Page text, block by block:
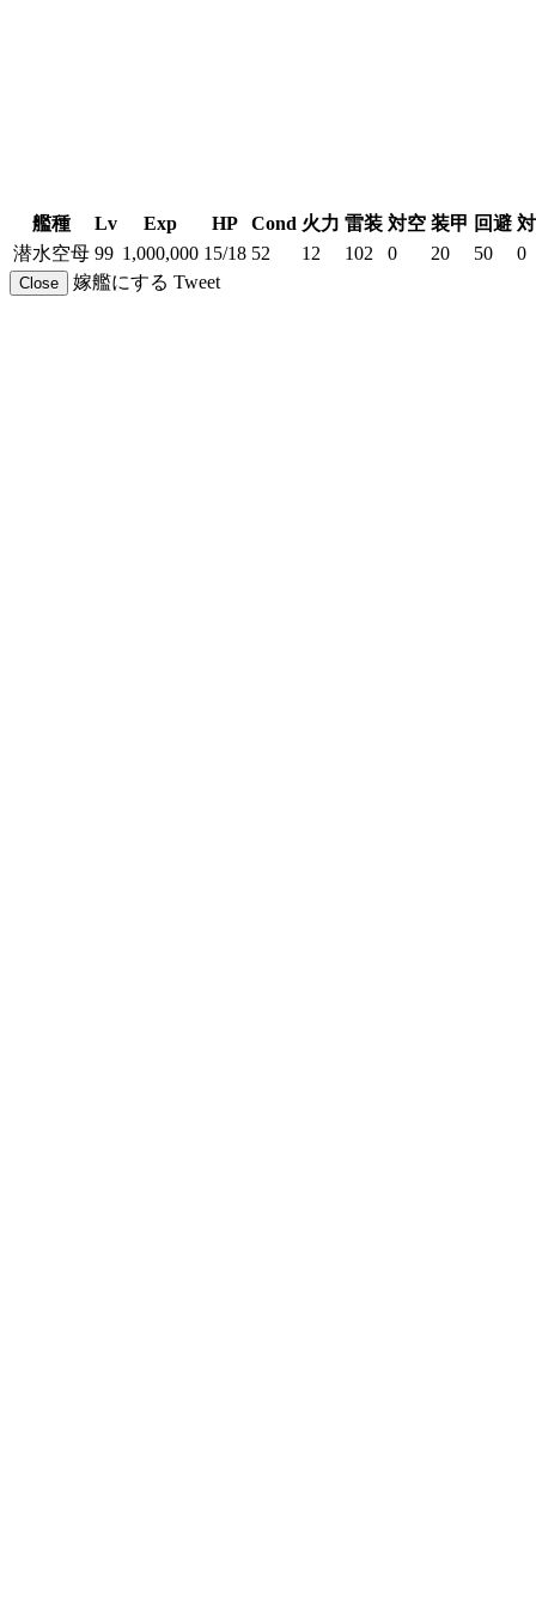
艦種 Lv Exp HP Cond 火力 雷装 対空 装甲 回避
潜水空母 99 1,000,000 15/18 52 12 102 0 20 50 0
Close 嫁艦にする Tweet